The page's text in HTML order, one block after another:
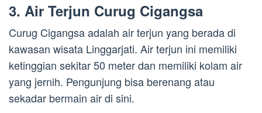
3. Air Terjun Curug Cigangsa
Curug Cigangsa adalah air terjun yang berada di
kawasan wisata Linggarjati. Air terjun ini memiliki
ketinggian sekitar 50 meter dan memiliki kolam air
yang jernih. Pengunjung bisa berenang atau
sekadar bermain air di sini.